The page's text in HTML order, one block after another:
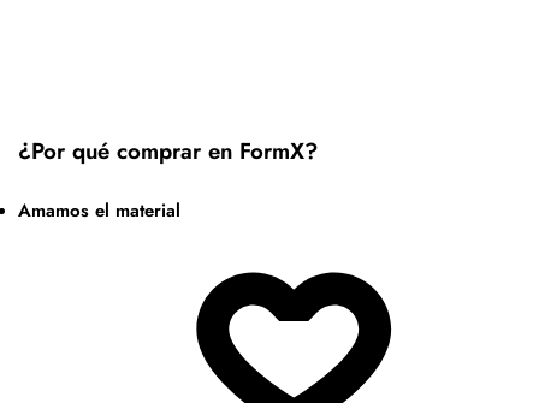
¿Por qué comprar en FormX?
Amamos el material